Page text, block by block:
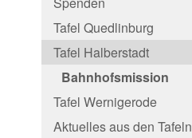
Tafel Quedlinburg
Tafel Halberstadt
Bahnhofsmission
Tafel Wernigerode
Aktuelles aus den Tafeln